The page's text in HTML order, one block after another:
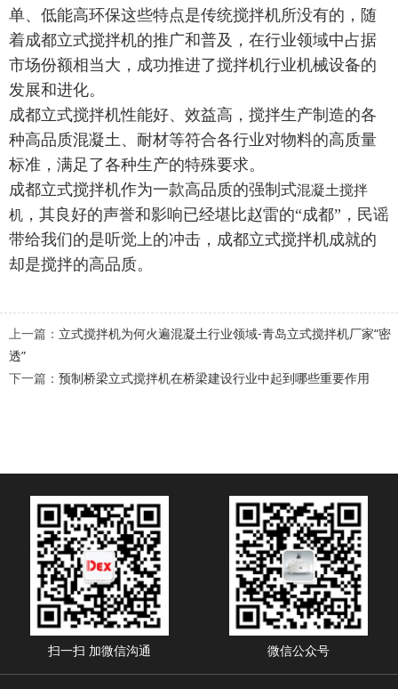
单、低能高环保这些特点是传统搅拌机所没有的，随
着成都立式搅拌机的推广和普及，在行业领域中占据
市场份额相当大，成功推进了搅拌机行业机械设备的
发展和进化。
成都立式搅拌机性能好、效益高，搅拌生产制造的各
种高品质混凝土、耐材等符合各行业对物料的高质量
标准，满足了各种生产的特殊要求。
成都立式搅拌机作为一款高品质的强制式混凝土搅拌
机 ，其良好的声誉和影响已经堪比赵雷的“成都”，民谣
带给我们的是听觉上的冲击，成都立式搅拌机成就的
却是搅拌的高品质。
上一篇： 立式搅拌机为何火遍混凝土行业领域-青岛立式搅拌机厂家“密
透”
下一篇： 预制桥梁立式搅拌机在桥梁建设行业中起到哪些重要作用
扫一扫 加微信沟通 微信公众号